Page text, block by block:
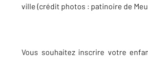
ville (crédit photos : patinoire de
Vous souhaitez inscrire votre